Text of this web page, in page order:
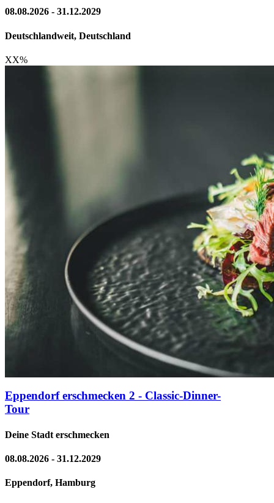
08.08.2026 - 31.12.2029
Deutschlandweit, Deutschland
XX%
Eppendorf erschmecken 2 - Classic-Dinner-
Tour
Deine Stadt erschmecken
08.08.2026 - 31.12.2029
Eppendorf, Hamburg